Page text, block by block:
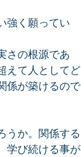
強く願ってい
さの根源であ
えて人としてど
係が築けるので
うか。関係する
学び続ける事が